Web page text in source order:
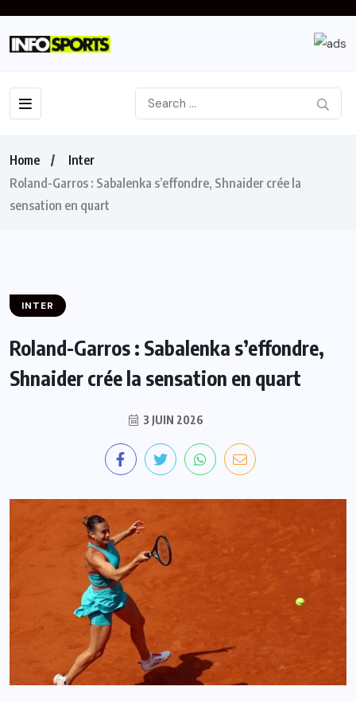
Home
Inter
Roland-Garros : Sabalenka s’effondre, Shnaider crée la
sensation en quart
INTER
Roland-Garros : Sabalenka s’effondre,
Shnaider crée la sensation en quart
3 JUIN 2026